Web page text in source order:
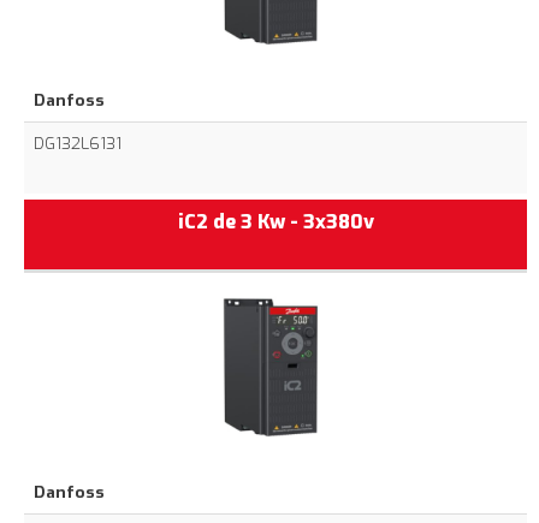
Danfoss
DG132L6131
iC2 de 3 Kw - 3x380v
Danfoss